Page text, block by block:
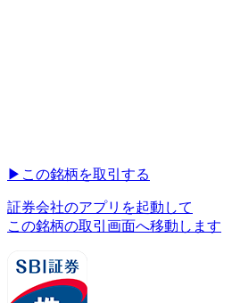
▶︎ この銘柄を取引する
証券会社のアプリを起動して
この銘柄の取引画面へ移動します